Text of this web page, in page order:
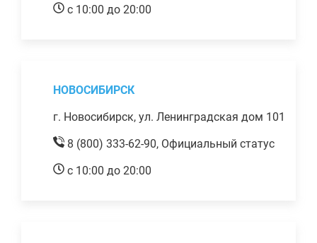
с 10:00 до 20:00
НОВОСИБИРСК
г. Новосибирск, ул. Ленинградская дом 101
8 (800) 333-62-90, Официальный статус
с 10:00 до 20:00